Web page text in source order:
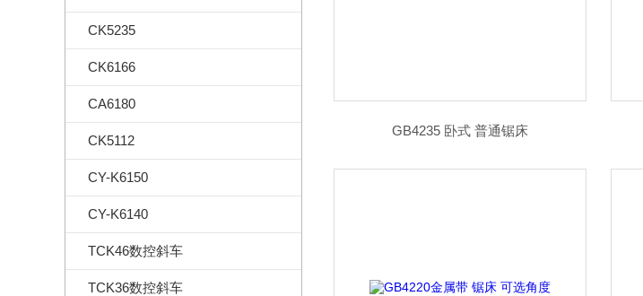
CK5235
CK6166
CA6180
CK5112
CY-K6150
CY-K6140
TCK46数控斜车
TCK36数控斜车
GB4235 卧式 普通锯床